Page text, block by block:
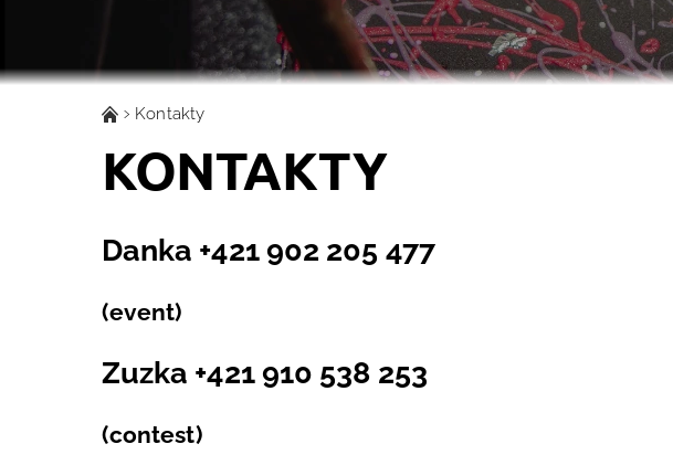
Kontakty
KONTAKTY
Danka +421 902 205 477
(event)
Zuzka +421 910 538 253
(contest)